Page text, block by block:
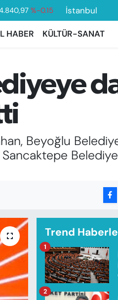
%-0.15
47,7436 %0.18
6660.55 %0
13.779 %-14
İstanbul
HABER KÜLTÜR-SANAT
Beyoğlu
Trend
1
2